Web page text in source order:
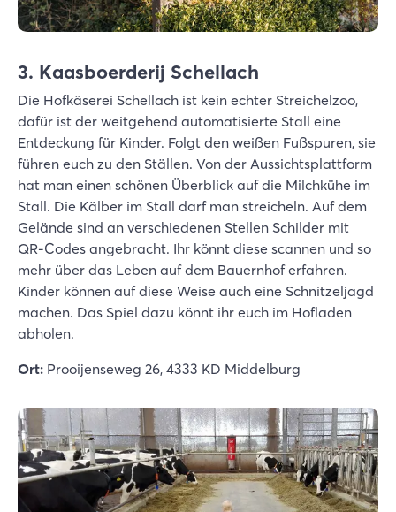
3. Kaasboerderij Schellach
Die Hofkäserei Schellach ist kein echter Streichelzoo,
dafür ist der weitgehend automatisierte Stall eine
Entdeckung für Kinder. Folgt den weißen Fußspuren, sie
führen euch zu den Ställen. Von der Aussichtsplattform
hat man einen schönen Überblick auf die Milchkühe im
Stall. Die Kälber im Stall darf man streicheln. Auf dem
Gelände sind an verschiedenen Stellen Schilder mit
QR-Codes angebracht. Ihr könnt diese scannen und so
mehr über das Leben auf dem Bauernhof erfahren.
Kinder können auf diese Weise auch eine Schnitzeljagd
machen. Das Spiel dazu könnt ihr euch im Hofladen
abholen.
Ort: Prooijenseweg 26, 4333 KD Middelburg